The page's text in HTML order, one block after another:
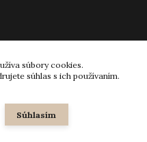
súbory cookies.
súhlas s ich používaním.
Súhlasím